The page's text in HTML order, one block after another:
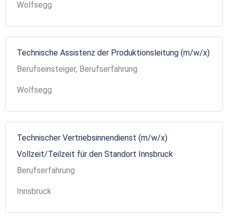
Wolfsegg
Technische Assistenz der Produktionsleitung (m/w/x)
Berufseinsteiger, Berufserfahrung
Wolfsegg
Technischer Vertriebsinnendienst (m/w/x)
Vollzeit/Teilzeit für den Standort Innsbruck
Berufserfahrung
Innsbruck